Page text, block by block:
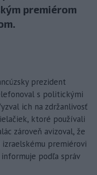
premiérom
prezident
s politickými
ich na zdržanlivosť
ktoré používali
zároveň avizoval, že
premiérovi
informuje podľa správ